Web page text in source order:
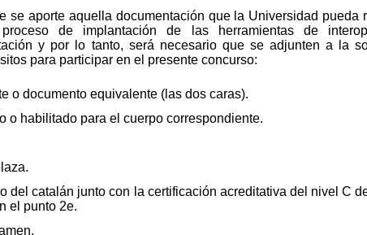
aporte aquella documentación que la Universidad pueda
de implantación de las herramientas de
y por lo tanto, será necesario que se adjunten a la
para participar en el presente concurso:
documento equivalente (las dos caras).
habilitado para el cuerpo correspondiente.
catalán junto con la certificación acreditativa del nivel C
el punto 2e.